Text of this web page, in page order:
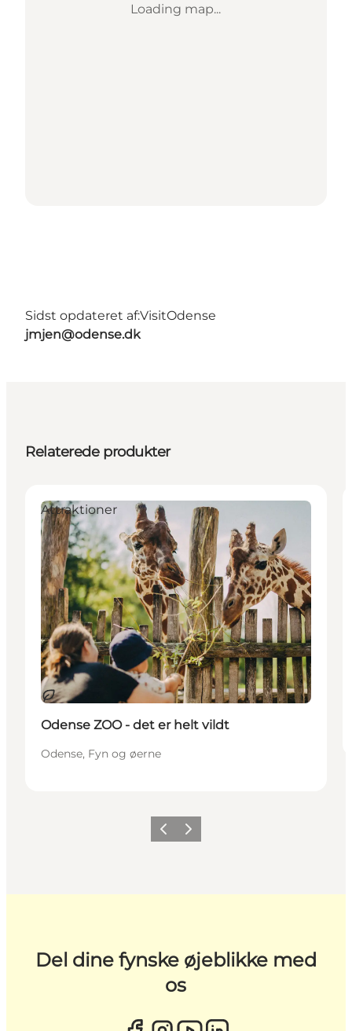
Loading map...
Sidst opdateret af:VisitOdense
jmjen@odense.dk
Relaterede produkter
Bæredygtige oplevelser
Attraktioner
Odense ZOO - det er helt vildt
Odense, Fyn og øerne
ForrigeNæste
Del dine fynske øjeblikke med
os